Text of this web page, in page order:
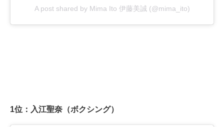
A post shared by Mima Ito 伊藤美誠 (@mima_ito)
1位：入江聖奈（ボクシング）